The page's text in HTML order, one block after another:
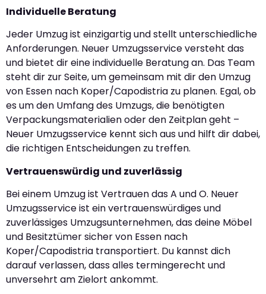
Individuelle Beratung
Jeder Umzug ist einzigartig und stellt unterschiedliche
Anforderungen. Neuer Umzugsservice versteht das
und bietet dir eine individuelle Beratung an. Das Team
steht dir zur Seite, um gemeinsam mit dir den Umzug
von Essen nach Koper/Capodistria zu planen. Egal, ob
es um den Umfang des Umzugs, die benötigten
Verpackungsmaterialien oder den Zeitplan geht –
Neuer Umzugsservice kennt sich aus und hilft dir dabei,
die richtigen Entscheidungen zu treffen.
Vertrauenswürdig und zuverlässig
Bei einem Umzug ist Vertrauen das A und O. Neuer
Umzugsservice ist ein vertrauenswürdiges und
zuverlässiges Umzugsunternehmen, das deine Möbel
und Besitztümer sicher von Essen nach
Koper/Capodistria transportiert. Du kannst dich
darauf verlassen, dass alles termingerecht und
unversehrt am Zielort ankommt.